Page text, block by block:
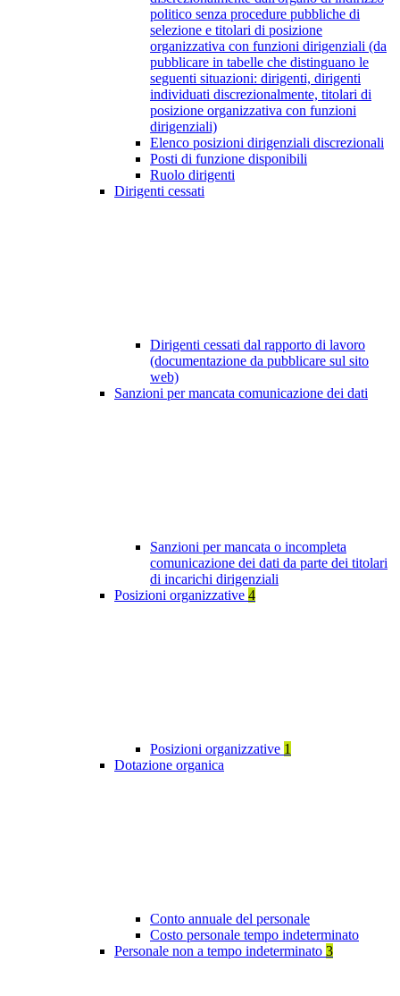
politico senza procedure pubbliche di
selezione e titolari di posizione
organizzativa con funzioni dirigenziali (da
pubblicare in tabelle che distinguano le
seguenti situazioni: dirigenti, dirigenti
individuati discrezionalmente, titolari di
posizione organizzativa con funzioni
dirigenziali)
Elenco posizioni dirigenziali discrezionali
Posti di funzione disponibili
Ruolo dirigenti
Dirigenti cessati
Dirigenti cessati dal rapporto di lavoro
(documentazione da pubblicare sul sito
web)
Sanzioni per mancata comunicazione dei dati
Sanzioni per mancata o incompleta
comunicazione dei dati da parte dei titolari
di incarichi dirigenziali
Posizioni organizzative 4
Posizioni organizzative 1
Dotazione organica
Conto annuale del personale
Costo personale tempo indeterminato
Personale non a tempo indeterminato 3